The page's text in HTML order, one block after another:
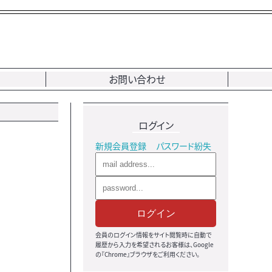
お問い合わせ
ログイン
新規会員登録 パスワード紛失
ログイン
会員のログイン情報をサイト閲覧時に自動で
履歴から入力を希望されるお客様は、Google
の『Chrome』ブラウザをご利用ください。